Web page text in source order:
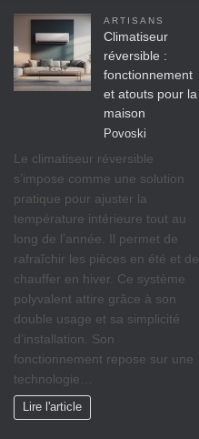
ARTISANS
Climatiseur
réversible :
fonctionnement
et atouts pour la
maison
Povoski
Le climatiseur réversible
s’impose comme une solution
pratique pour ajuster la
température intérieure tout au
long de l’année. Il permet de
rafraîchir les pièces en été et de
chauffer en hiver. Ce système
polyvalent attire grâce à son
double usage et sa simplicité
d’installation. Son
fonctionnement repose sur une
technologie…
Lire l'article